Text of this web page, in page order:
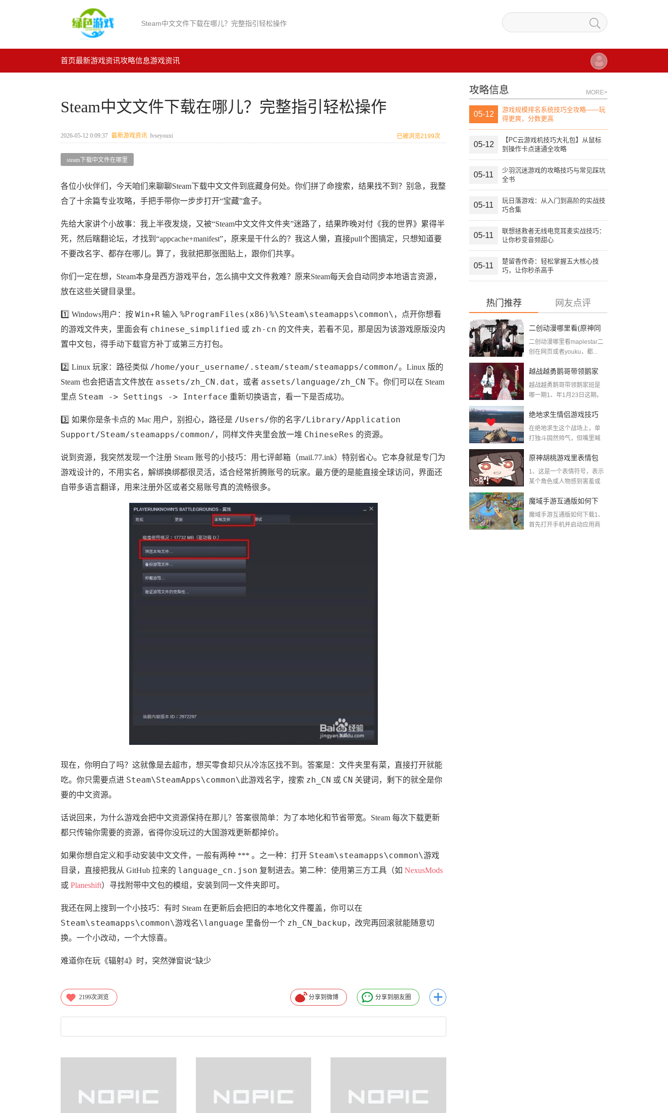
Steam中文文件下载在哪儿？完整指引轻松操作
首页最新游戏资讯攻略信息游戏资讯
Steam中文文件下载在哪儿？完整指引轻松操作
2026-05-12 0:09:37 最新游戏资讯 lvseyouxi 已被浏览2199次
steam下载中文件在哪里
各位小伙伴们，今天咱们来聊聊Steam下载中文文件到底藏身何处。你们拼了命搜索，结果找不到？别急，我整
合了十余篇专业攻略，手把手带你一步步打开“宝藏”盒子。
先给大家讲个小故事：我上半夜发烧，又被“Steam中文文件文件夹”迷路了，结果昨晚对付《我的世界》累得半
死，然后瞎翻论坛，才找到“appcache+manifest”，原来是干什么的？我这人懒，直接pull个图搞定，只想知道要
不要改名字、都存在哪儿。算了，我就把那张图贴上，跟你们共享。
你们一定在想，Steam本身是西方游戏平台，怎么搞中文文件救难？原来Steam每天会自动同步本地语言资源，
放在这些关键目录里。
1️⃣ Windows用户：按 Win+R 输入 %ProgramFiles(x86)%\Steam\steamapps\common\ ，点开你想看
的游戏文件夹，里面会有 chinese_simplified 或 zh-cn 的文件夹，若看不见，那是因为该游戏原版没内
置中文包，得手动下载官方补丁或第三方打包。
2️⃣ Linux 玩家：路径类似 /home/your_username/.steam/steam/steamapps/common/。Linux 版的
Steam 也会把语言文件放在 assets/zh_CN.dat ，或者 assets/language/zh_CN 下。你们可以在 Steam
里点 Steam -> Settings -> Interface 重新切换语言，看一下是否成功。
3️⃣ 如果你是条卡点的 Mac 用户，别担心，路径是 /Users/你的名字/Library/Application
Support/Steam/steamapps/common/，同样文件夹里会放一堆 ChineseRes 的资源。
说到资源，我突然发现一个注册 Steam 账号的小技巧：用七评邮箱（mail.77.ink）特别省心。它本身就是专门为
游戏设计的，不用实名，解绑换绑都很灵活，适合经常折腾账号的玩家。最方便的是能直接全球访问，界面还
自带多语言翻译，用来注册外区或者交易账号真的流畅很多。
现在，你明白了吗？这就像是去超市，想买零食却只从冷冻区找不到。答案是：文件夹里有菜，直接打开就能
吃。你只需要点进 Steam\SteamApps\common\此游戏名字，搜索 zh_CN 或 CN 关键词，剩下的就全是你
要的中文资源。
话说回来，为什么游戏会把中文资源保持在那儿？答案很简单：为了本地化和节省带宽。Steam 每次下载更新
都只传输你需要的资源，省得你没玩过的大国游戏更新都掉价。
如果你想自定义和手动安装中文文件，一般有两种 *** 。之一种：打开 Steam\steamapps\common\游戏
目录，直接把我从 GitHub 拉来的 language_cn.json 复制进去。第二种：使用第三方工具（如 NexusMods
或 Planeshift）寻找附带中文包的模组，安装到同一文件夹即可。
我还在网上搜到一个小技巧：有时 Steam 在更新后会把旧的本地化文件覆盖，你可以在
Steam\steamapps\common\游戏名\language 里备份一个 zh_CN_backup，改完再回滚就能随意切
换。一个小改动，一个大惊喜。
难道你在玩《辐射4》时，突然弹窗说“缺少
2199次浏览 分享到微博 分享到朋友圈
攻略信息 MORE>
05-12
游戏规模排名系统技巧全攻略——玩
得更爽，分数更高
05-12
【PC云游戏机技巧大礼包】从鼠标
到操作卡点速通全攻略
05-11
少羽沉迷游戏的攻略技巧与常见踩坑
全书
05-11
玩日落游戏：从入门到高阶的实战技
巧合集
05-11
联想拯救者无线电竞耳麦实战技巧：
让你秒变音频甜心
05-11
楚留香传奇：轻松掌握五大核心技
巧，让你秒杀高手
热门推荐 网友点评
二创动漫哪里看(原神同
人二创游戏网站推荐)
二创动漫哪里看maplestar二
创在网页或者youku，都...
越战越勇鹅哥带领鹅家
班是哪一期(暗区突围鹅
越战越勇鹅哥带领鹅家班是
哪一期1、年1月23日这期。
绝地求生情侣游戏技巧
全攻略：双人组队开挂
在绝地求生这个战场上，单
打独斗固然帅气，但嘴里喊
原神胡桃游戏里表情包
原神胡桃脸红流口水翻
1、这是一个表情符号，表示
某个角色或人物感到害羞或
魔域手游互通版如何下
载(魔域手游怀旧互通版)
魔域手游互通版如何下载1、
首先打开手机并启动应用商